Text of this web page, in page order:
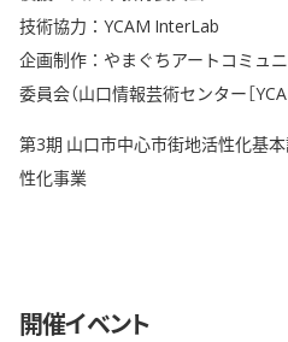
技術協力：YCAM InterLab
企画制作：やまぐちアートコミュ
委員会（山口情報芸術センター［
第3期 山口市中心市街地活性化基
性化事業
開催イベント